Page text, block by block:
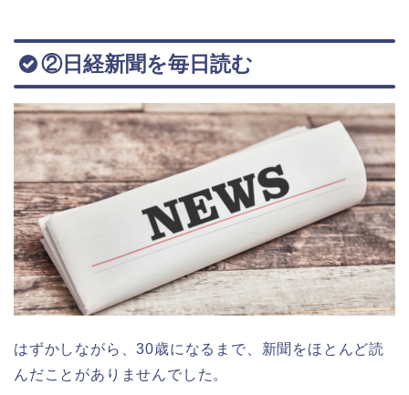
②日経新聞を毎日読む
はずかしながら、30歳になるまで、新聞をほとんど読
んだことがありませんでした。